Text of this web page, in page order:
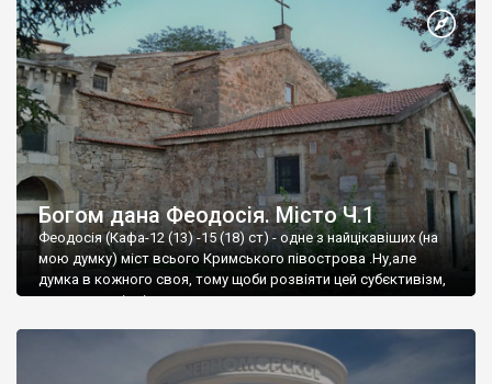
Богом дана Феодосія. Місто Ч.1
Феодосія (Кафа-12 (13) -15 (18) ст) - одне з найцікавіших (на
мою думку) міст всього Кримського півострова .Ну,але
думка в кожного своя, тому щоби розвіяти цей субєктивізм,
запрошую відвідати це